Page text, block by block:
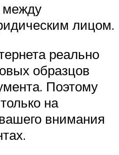
между
лицом.
реально
образцов
Поэтому
на
внимания